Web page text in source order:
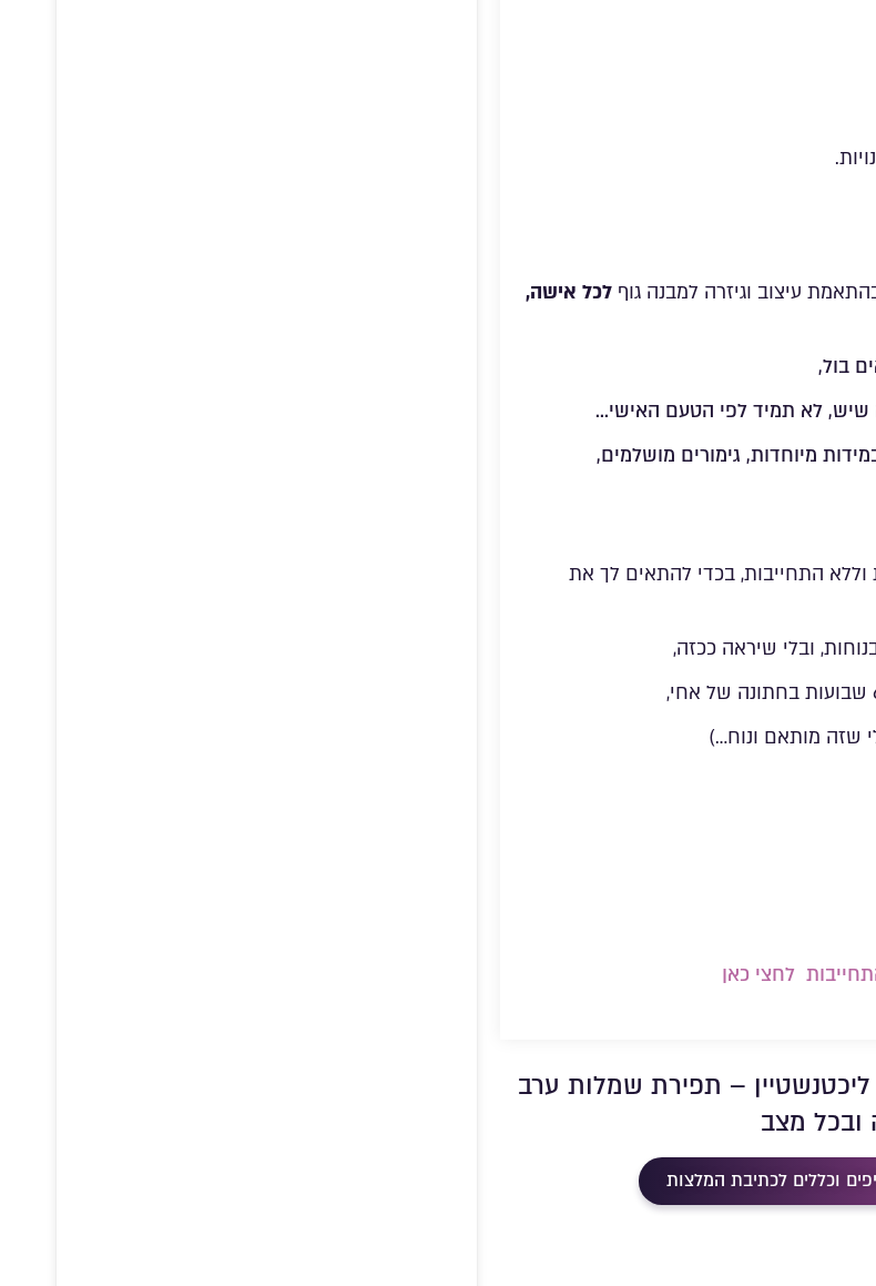
לכל אישה,
בול,
שיש, לא תמיד לפי הטעם האישי…
מיוחדות, גימורים מושלמים,
התחייבות, בכדי להתאים לך את
ובלי שיראה ככזה,
שזה מותאם ונוח…)
לחצי כאן
– תפירת שמלות ערב
מצב
וכללים לכתיבת המלצות